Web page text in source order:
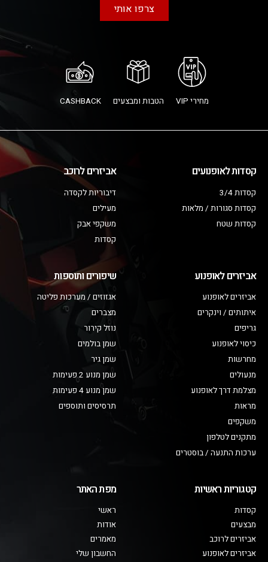
צרפו אותי
מחירי VIP הטבות ומבצעים CASHBACK
קסדות לאופנועים
קסדות 3/4
קסדות סגורות / מלאות
קסדות שטח
אביזרים לרוכב
דיבוריות לקסדה
מעילים
משקפי אבק
קסדות
אביזרים לאופנוע
אביזרים לאופנוע
איתותים / וינקרים
גריפים
כיסוי לאופנוע
מחרשות
מנעולים
מצלמת דרך לאופנוע
מראות
משקפים
מתקנים לטלפון
ערכות התנעה / בוסטרים
שיפורים ותוספות
אגזוזים / מערכות פליטה
מצברים
נוזל קירור
שמן בולמים
שמן גיר
שמן מנוע 2 פעימות
שמן מנוע 4 פעימות
תרסיסים ותוספים
קטגוריות ראשיות
קסדות
מבצעים
אביזרים לרוכב
אביזרים לאופנוע
מפת האתר
ראשי
אודות
מאמרים
החשבון שלי